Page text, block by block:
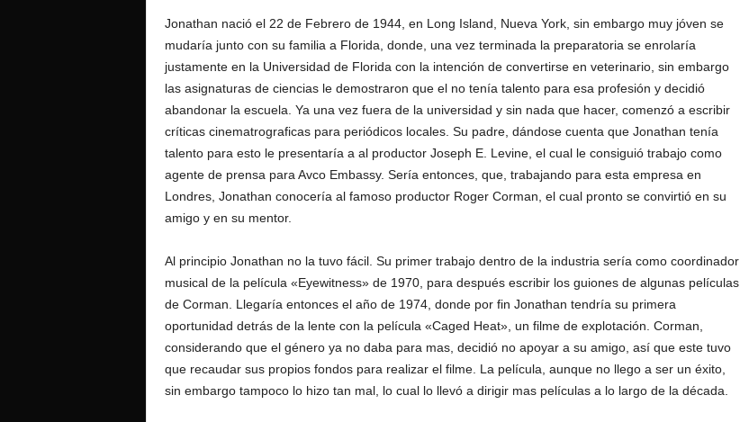
Jonathan nació el 22 de Febrero de 1944, en Long Island, Nueva York, sin embargo muy jóven se
mudaría junto con su familia a Florida, donde, una vez terminada la preparatoria se enrolaría
justamente en la Universidad de Florida con la intención de convertirse en veterinario, sin embargo
las asignaturas de ciencias le demostraron que el no tenía talento para esa profesión y decidió
abandonar la escuela. Ya una vez fuera de la universidad y sin nada que hacer, comenzó a escribir
críticas cinematrograficas para periódicos locales. Su padre, dándose cuenta que Jonathan tenía
talento para esto le presentaría a al productor Joseph E. Levine, el cual le consiguió trabajo como
agente de prensa para Avco Embassy. Sería entonces, que, trabajando para esta empresa en
Londres, Jonathan conocería al famoso productor Roger Corman, el cual pronto se convirtió en su
amigo y en su mentor.
Al principio Jonathan no la tuvo fácil. Su primer trabajo dentro de la industria sería como coordinador
musical de la película «Eyewitness» de 1970, para después escribir los guiones de algunas películas
de Corman. Llegaría entonces el año de 1974, donde por fin Jonathan tendría su primera
oportunidad detrás de la lente con la película «Caged Heat», un filme de explotación. Corman,
considerando que el género ya no daba para mas, decidió no apoyar a su amigo, así que este tuvo
que recaudar sus propios fondos para realizar el filme. La película, aunque no llego a ser un éxito,
sin embargo tampoco lo hizo tan mal, lo cual lo llevó a dirigir mas películas a lo largo de la década.